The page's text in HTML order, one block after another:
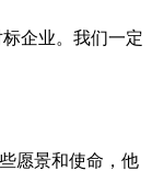
企业。我们一定
愿景和使命，他